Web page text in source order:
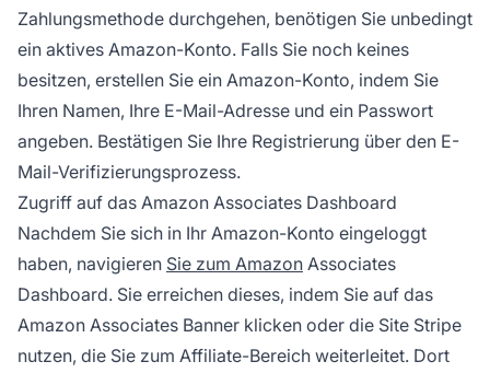
Zahlungsmethode durchgehen, benötigen Sie unbedingt
ein aktives Amazon-Konto. Falls Sie noch keines
besitzen, erstellen Sie ein Amazon-Konto, indem Sie
Ihren Namen, Ihre E-Mail-Adresse und ein Passwort
angeben. Bestätigen Sie Ihre Registrierung über den E-
Mail-Verifizierungsprozess.
Zugriff auf das Amazon Associates Dashboard
Nachdem Sie sich in Ihr Amazon-Konto eingeloggt
haben, navigieren Sie zum Amazon Associates
Dashboard. Sie erreichen dieses, indem Sie auf das
Amazon Associates Banner klicken oder die Site Stripe
nutzen, die Sie zum Affiliate-Bereich weiterleitet. Dort